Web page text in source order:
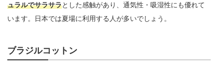
ュラルでサラサラとした感触があり、通気性・吸湿性にも優れて
います。日本では夏場に利用する人が多いでしょう。
ブラジルコットン